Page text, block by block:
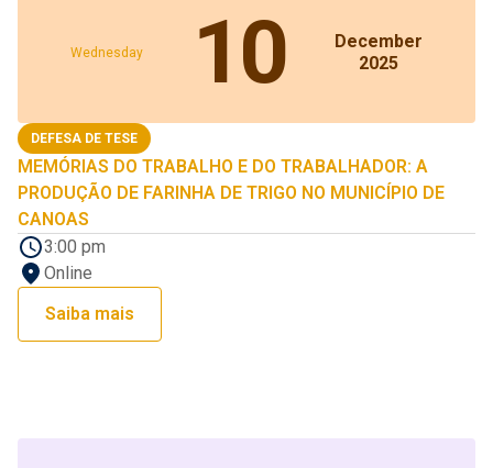
Wednesday 10
December
2025
DEFESA DE TESE
MEMÓRIAS DO TRABALHO E DO TRABALHADOR: A
PRODUÇÃO DE FARINHA DE TRIGO NO MUNICÍPIO DE
CANOAS
3:00 pm
Online
Saiba mais